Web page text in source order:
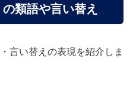
類語や言い替え
言い替えの表現を紹介しま